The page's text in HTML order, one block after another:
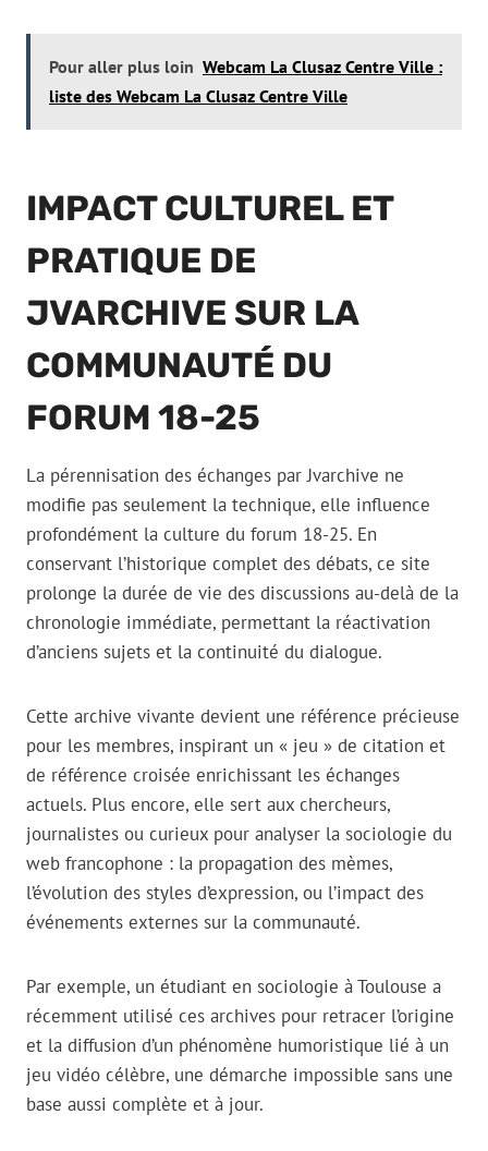
Pour aller plus loin Webcam La Clusaz Centre Ville :
liste des Webcam La Clusaz Centre Ville
IMPACT CULTUREL ET
PRATIQUE DE
JVARCHIVE SUR LA
COMMUNAUTÉ DU
FORUM 18-25
La pérennisation des échanges par Jvarchive ne
modifie pas seulement la technique, elle influence
profondément la culture du forum 18-25. En
conservant l’historique complet des débats, ce site
prolonge la durée de vie des discussions au-delà de la
chronologie immédiate, permettant la réactivation
d’anciens sujets et la continuité du dialogue.
Cette archive vivante devient une référence précieuse
pour les membres, inspirant un « jeu » de citation et
de référence croisée enrichissant les échanges
actuels. Plus encore, elle sert aux chercheurs,
journalistes ou curieux pour analyser la sociologie du
web francophone : la propagation des mèmes,
l’évolution des styles d’expression, ou l’impact des
événements externes sur la communauté.
Par exemple, un étudiant en sociologie à Toulouse a
récemment utilisé ces archives pour retracer l’origine
et la diffusion d’un phénomène humoristique lié à un
jeu vidéo célèbre, une démarche impossible sans une
base aussi complète et à jour.